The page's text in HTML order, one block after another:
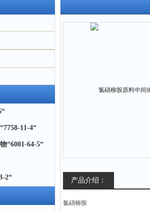
11-4“
“6001-64-5“
2“ 产品介绍：
氯硝柳胺